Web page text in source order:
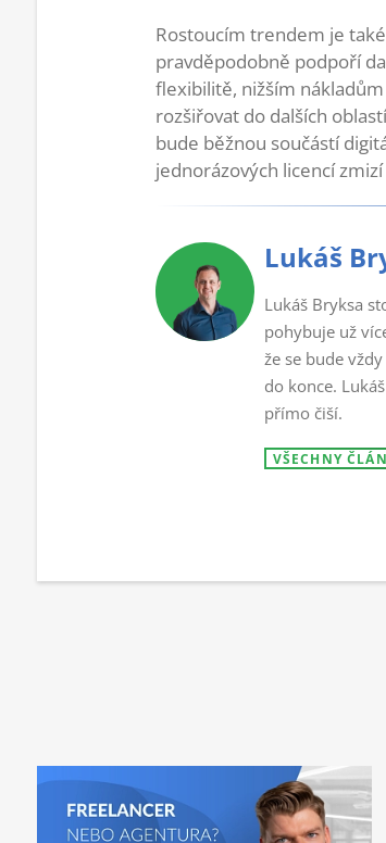
Rostoucím trendem je
pravděpodobně podpoří
flexibilitě, nižším
rozšiřovat do dalších
bude běžnou součástí
jednorázových licencí
Lukáš
Lukáš Bryksa
pohybuje už
že se bude
do konce.
přímo čiší.
VŠECHNY